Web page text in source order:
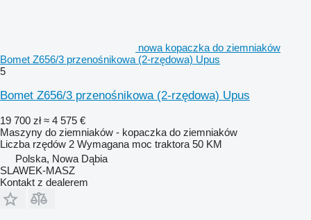
nowa kopaczka do ziemniaków
Bomet Z656/3 przenośnikowa (2-rzędowa) Upus
5
Bomet Z656/3 przenośnikowa (2-rzędowa) Upus
19 700 zł ≈ 4 575 €
Maszyny do ziemniaków - kopaczka do ziemniaków
Liczba rzędów 2 Wymagana moc traktora 50 KM
Polska, Nowa Dąbia
SLAWEK-MASZ
Kontakt z dealerem